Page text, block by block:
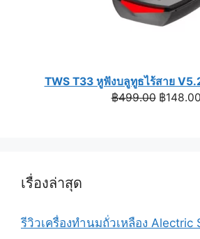
TWS T33 หูฟังบลูทูธไร้สาย
฿499.00 Original
฿148.00
เรื่องล่าสุด
รีวิวเครื่องทำนมถั่วเหลือง Alectric